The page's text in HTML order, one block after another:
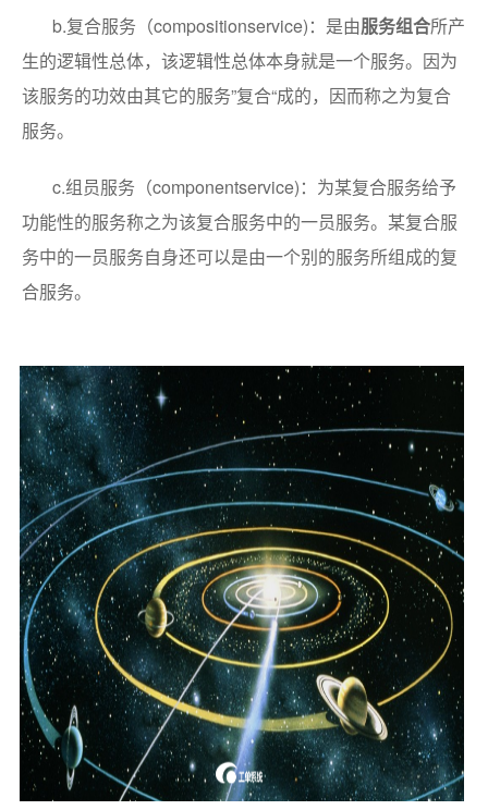
b.复合服务（compositionservice)：是由服务组合所产
生的逻辑性总体，该逻辑性总体本身就是一个服务。因为
该服务的功效由其它的服务”复合“成的，因而称之为复合
服务。
c.组员服务（componentservice)：为某复合服务给予
功能性的服务称之为该复合服务中的一员服务。某复合服
务中的一员服务自身还可以是由一个别的服务所组成的复
合服务。